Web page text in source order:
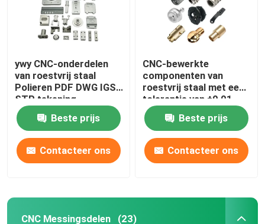
ywy CNC-onderdelen
van roestvrij staal
Polieren PDF DWG IGS
STP tekening
Beste prijs
Contacteer ons
CNC-bewerkte
componenten van
roestvrij staal met een
tolerantie van ±0,01
mm
Beste prijs
Contacteer ons
CNC Messingsdelen (23)